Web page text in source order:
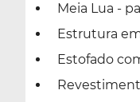
Meia Lua -
Estrutura
Estofado